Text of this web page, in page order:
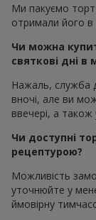
Ми пакуємо торт
отримали його в
Чи можна
святкові дні
Нажаль, служба
вночі, але ви
ввечері, а також
Чи доступні
рецептурою?
Можливість
уточнюйте у
ймовірну